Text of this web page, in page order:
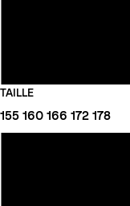
TAILLE
155 160 166 172 178